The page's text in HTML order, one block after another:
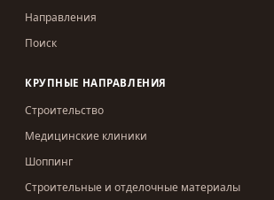
Направления
Поиск
КРУПНЫЕ НАПРАВЛЕНИЯ
Строительство
Медицинские клиники
Шоппинг
Строительные и отделочные материалы